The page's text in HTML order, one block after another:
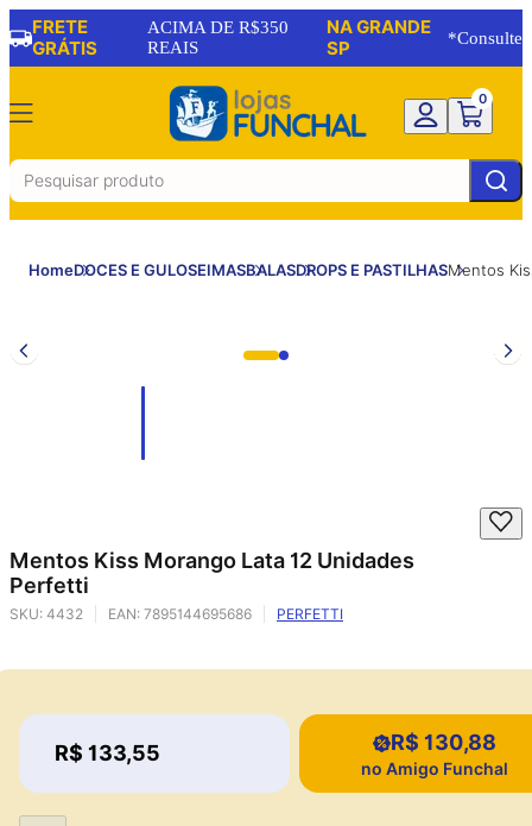
FRETE
GRÁTIS
ACIMA DE R$350
REAIS
NA GRANDE
SP
*Consulte
0
HomeDOCES E GULOSEIMASBALASDROPS E PASTILHASMentos
Mentos Kiss Morango Lata 12 Unidades
Perfetti
SKU: 4432 EAN: 7895144695686 PERFETTI
Price:
R$ 133,55 Price:
R$ 130,88
no Amigo Funchal